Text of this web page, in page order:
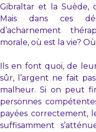
Gibraltar et la Suède,
Mais dans ces
d’acharnement
morale, où est la vie?
Ils en font quoi, de
sûr, l’argent ne fait
malheur. Si on peut
personnes
payées correctement,
suffisamment